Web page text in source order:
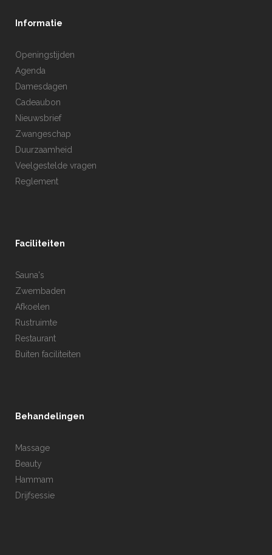
Informatie
Openingstijden
Agenda
Damesdagen
Cadeaubon
Nieuwsbrief
Zwangeschap
Duurzaamheid
Veelgestelde vragen
Reglement
Faciliteiten
Sauna's
Zwembaden
Afkoelen
Rustruimte
Restaurant
Buiten faciliteiten
Behandelingen
Massage
Beauty
Hammam
Drijfsessie